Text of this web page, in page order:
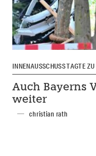
INNENAUSSCHUSS TAGTE
Auch Bayerns
weiter
christian rath